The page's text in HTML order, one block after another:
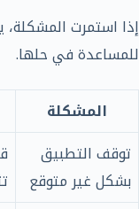
إذا استمرت
للمساعدة في حلها.
المشكلة
توقف التطبيق
بشكل غير متوقع